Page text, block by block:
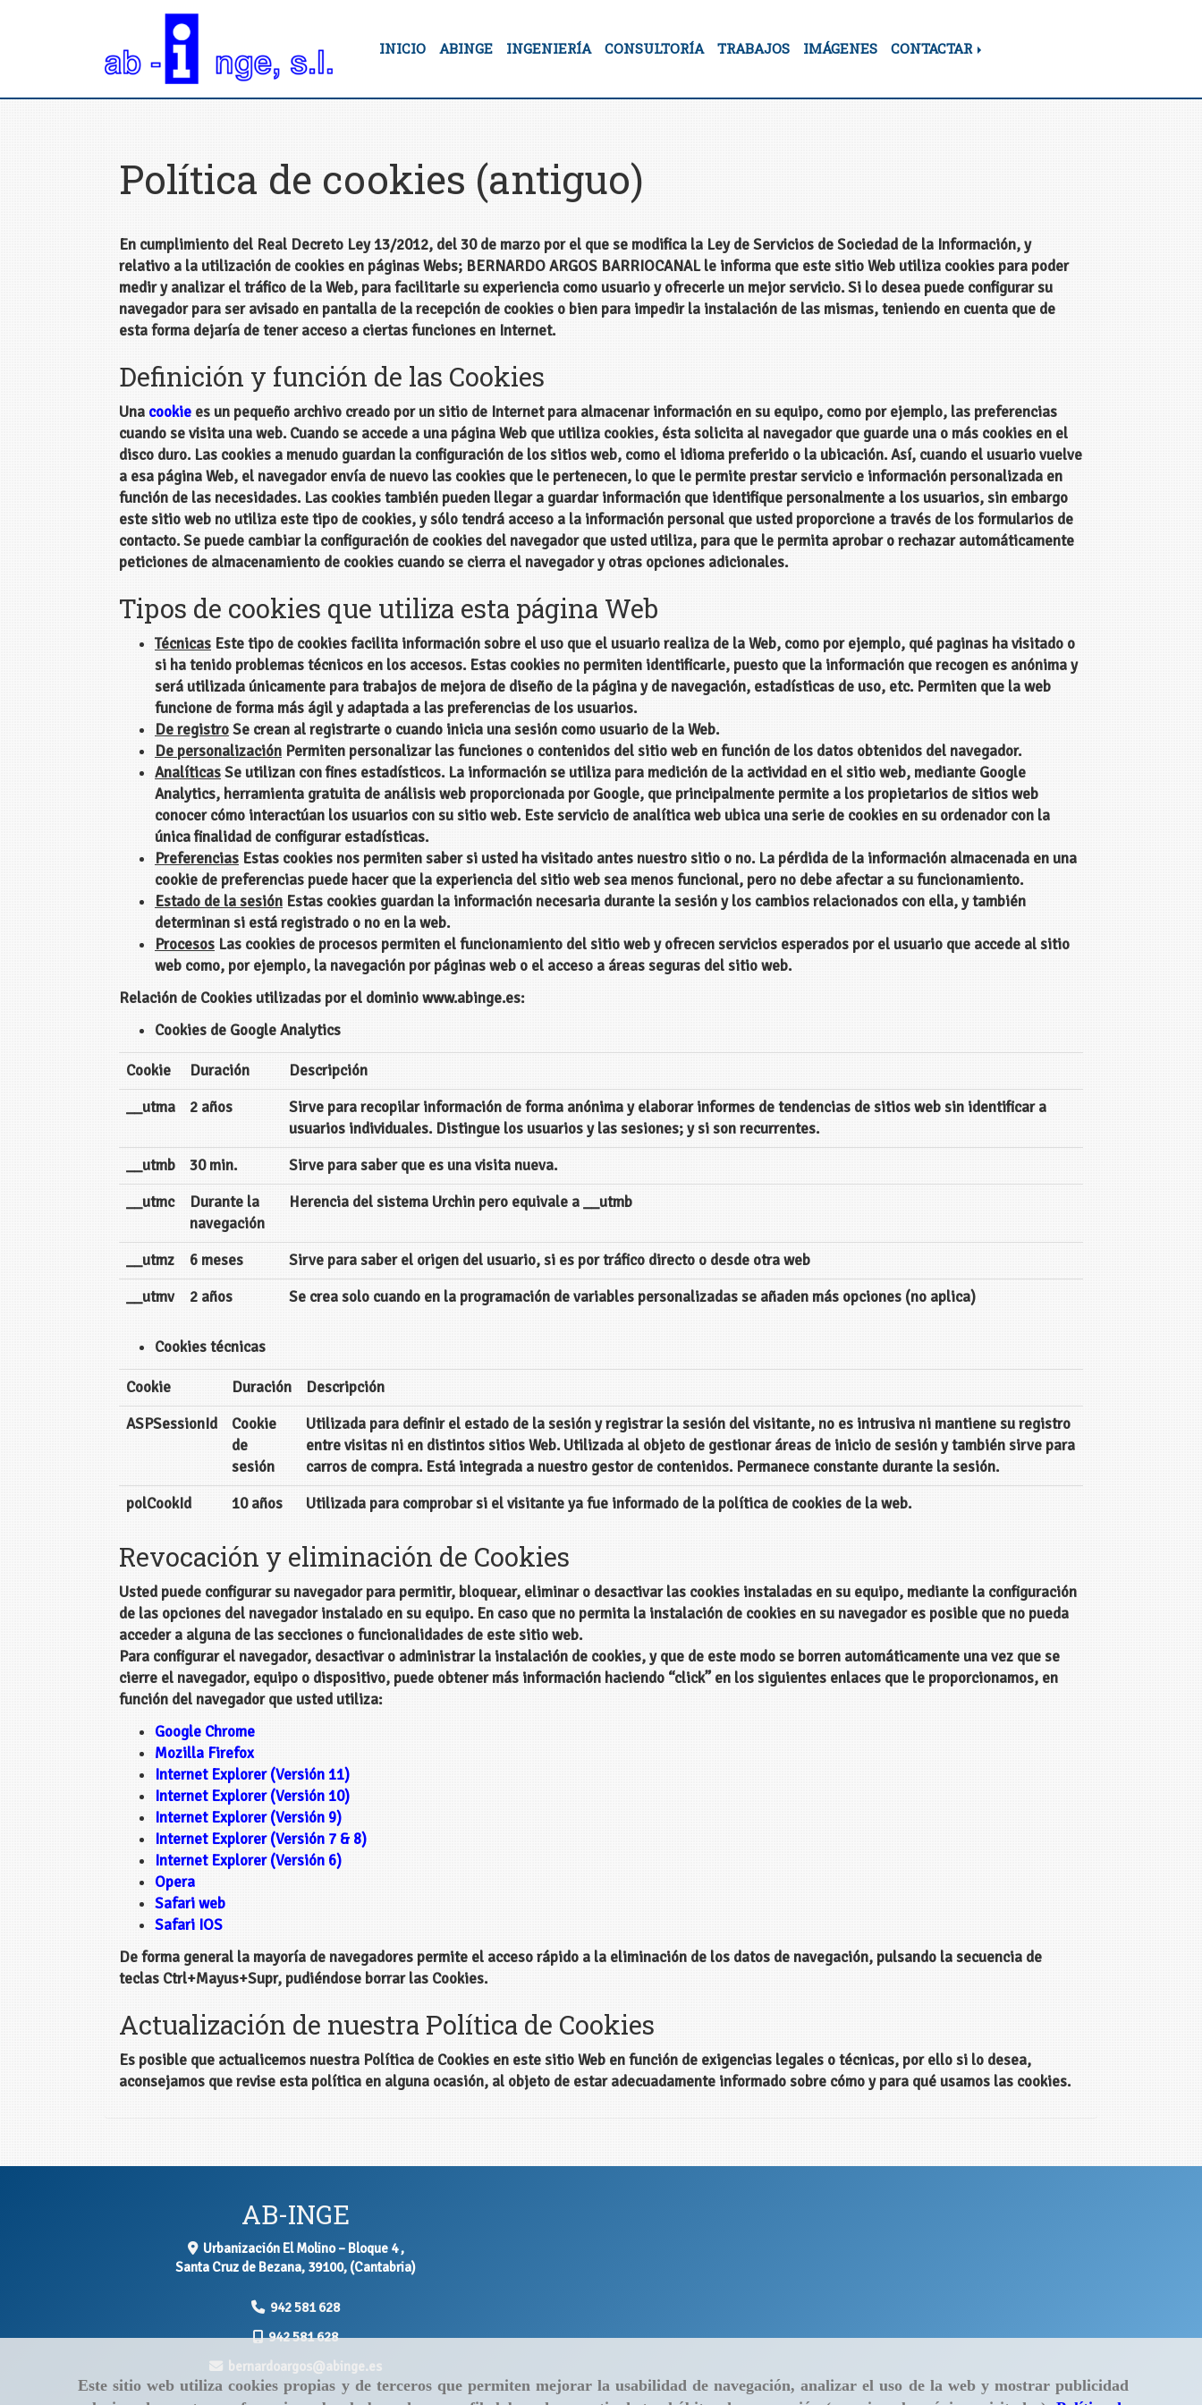
Este sitio web utiliza cookies propias y de terceros que permiten mejorar la usabilidad de navegación, analizar el uso de la web y mostrar publicidad
INICIO ABINGE INGENIERÍA CONSULTORÍA TRABAJOS IMÁGENES CONTACTAR
Política de cookies (antiguo)
En cumplimiento del Real Decreto Ley 13/2012, del 30 de marzo por el que se modifica la Ley de Servicios de Sociedad de la Información, y
relativo a la utilización de cookies en páginas Webs; BERNARDO ARGOS BARRIOCANALle informa que este sitio Web utiliza cookies para poder
medir y analizar el tráfico de la Web, para facilitarle su experiencia como usuario y ofrecerle un mejor servicio. Si lo desea puede configurar su
navegador para ser avisado en pantalla de la recepción de cookies o bien para impedir la instalación de las mismas, teniendo en cuenta que de
esta forma dejaría de tener acceso a ciertas funciones en Internet.
Definición y función de las Cookies
Una cookie es un pequeño archivo creado por un sitio de Internet para almacenar información en su equipo, como por ejemplo, las preferencias
cuando se visita una web. Cuando se accede a una página Web que utiliza cookies, ésta solicita al navegador que guarde una o más cookies en el
disco duro. Las cookies a menudo guardan la configuración de los sitios web, como el idioma preferido o la ubicación. Así, cuando el usuario vuelve
a esa página Web, el navegador envía de nuevo las cookies que le pertenecen, lo que le permite prestar servicio e información personalizada en
función de las necesidades. Las cookies también pueden llegar a guardar información que identifique personalmente a los usuarios, sin embargo
este sitio web no utiliza este tipo de cookies, y sólo tendrá acceso a la información personal que usted proporcione a través de los formularios de
contacto. Se puede cambiar la configuración de cookies del navegador que usted utiliza, para que le permita aprobar o rechazar automáticamente
peticiones de almacenamiento de cookies cuando se cierra el navegador y otras opciones adicionales.
Tipos de cookies que utiliza esta página Web
Técnicas Este tipo de cookies facilita información sobre el uso que el usuario realiza de la Web, como por ejemplo, qué paginas ha visitado o
si ha tenido problemas técnicos en los accesos. Estas cookies no permiten identificarle, puesto que la información que recogen es anónima y
será utilizada únicamente para trabajos de mejora de diseño de la página y de navegación, estadísticas de uso, etc. Permiten que la web
funcione de forma más ágil y adaptada a las preferencias de los usuarios.
De registroSe crean al registrarte o cuando inicia una sesión como usuario de la Web.
De personalización Permiten personalizar las funciones o contenidos del sitio web en función de los datos obtenidos del navegador.
AnalíticasSe utilizan con fines estadísticos. La información se utiliza para medición de la actividad en el sitio web, mediante Google
Analytics, herramienta gratuita de análisis web proporcionada por Google, que principalmente permite a los propietarios de sitios web
conocer cómo interactúan los usuarios con su sitio web. Este servicio de analítica web ubica una serie de cookies en su ordenador con la
única finalidad de configurar estadísticas.
Preferencias Estas cookies nos permiten saber si usted ha visitado antes nuestro sitio o no. La pérdida de la información almacenada en una
cookie de preferencias puede hacer que la experiencia del sitio web sea menos funcional, pero no debe afectar a su funcionamiento.
Estado de la sesión Estas cookies guardan la información necesaria durante la sesión y los cambios relacionados con ella, y también
determinan si está registrado o no en la web.
Procesos Las cookies de procesos permiten el funcionamiento del sitio web y ofrecen servicios esperados por el usuario que accede al sitio
web como, por ejemplo, la navegación por páginas web o el acceso a áreas seguras del sitio web.
Relación de Cookies utilizadas por el dominiowww.abinge.es:
Cookies de Google Analytics
Cookie Duración
Descripción
__utma
2 años
Sirve para recopilar información de forma anónima y elaborar informes de tendencias de sitios web sin identificar a
usuarios individuales. Distingue los usuarios y las sesiones; y si son recurrentes.
__utmb
30 min.
Sirve para saber que es una visita nueva.
__utmc
Durante la
navegación
Herencia del sistema Urchin pero equivale a __utmb
__utmz 6 meses
Sirve para saber el origen del usuario, si es por tráfico directo o desde otra web
__utmv
2 años Se crea solo cuando en la programación de variables personalizadas se añaden más opciones (no aplica)
Cookies técnicas
Cookie Duración
Descripción
ASPSessionId
Cookie
de
sesión
Utilizada para definir el estado de la sesión y registrar la sesión del visitante, no es intrusiva ni mantiene su registro
entre visitas ni en distintos sitios Web. Utilizada al objeto de gestionar áreas de inicio de sesión y también sirve para
carros de compra. Está integrada a nuestro gestor de contenidos. Permanece constante durante la sesión.
polCookId
10 años Utilizada para comprobar si el visitante ya fue informado de la política de cookies de la web.
Revocación y eliminación de Cookies
Usted puede configurar su navegador para permitir, bloquear, eliminar o desactivar las cookies instaladas en su equipo, mediante la configuración
de las opciones del navegador instalado en su equipo. En caso que no permita la instalación de cookies en su navegador es posible que no pueda
acceder a alguna de las secciones o funcionalidades de este sitio web.
Para configurar el navegador, desactivar o administrar la instalación de cookies, y que de este modo se borren automáticamente una vez que se
cierre el navegador, equipo o dispositivo, puede obtener más información haciendo “click” en los siguientes enlaces que le proporcionamos, en
función del navegador que usted utiliza:
Google Chrome
Mozilla Firefox
Internet Explorer (Versión 11)
Internet Explorer (Versión 10)
Internet Explorer (Versión 9)
Internet Explorer (Versión 7 & 8)
Internet Explorer (Versión 6)
Opera
Safari web
Safari IOS
De forma general la mayoría de navegadores permite el acceso rápido a la eliminación de los datos de navegación, pulsando la secuencia de
teclas Ctrl+Mayus+Supr, pudiéndose borrar las Cookies.
Actualización de nuestra Política de Cookies
Es posible que actualicemos nuestra Política de Cookies en este sitio Web en función de exigencias legales o técnicas, por ello si lo desea,
aconsejamos que revise esta política en alguna ocasión, al objeto de estar adecuadamente informado sobre cómo y para qué usamos las cookies.
AB-INGE
Urbanización El Molino – Bloque 4 ,
Santa Cruz de Bezana, 39100, (Cantabria)
942 581 628
942 581 628
bernardoargos
abinge.es